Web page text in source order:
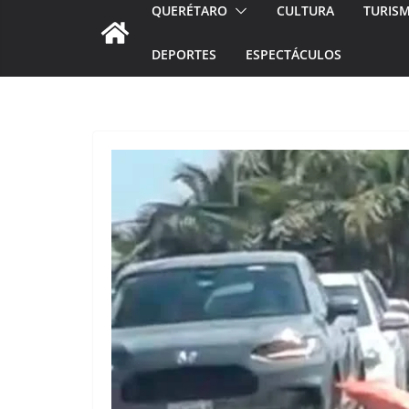
QUERÉTARO CULTURA
DEPORTES ESPECTÁCULOS